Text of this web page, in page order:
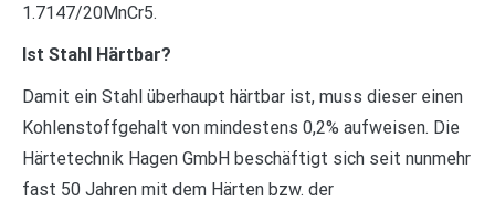
1.7147/20MnCr5.
Ist Stahl Härtbar?
Damit ein Stahl überhaupt härtbar ist, muss dieser einen
Kohlenstoffgehalt von mindestens 0,2% aufweisen. Die
Härtetechnik Hagen GmbH beschäftigt sich seit nunmehr
fast 50 Jahren mit dem Härten bzw. der